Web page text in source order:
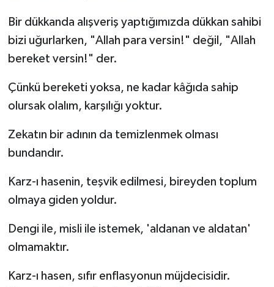
Bir dükkanda alışveriş yaptığımızda dükkan sahibi
bizi uğurlarken, "Allah para versin!" değil, "Allah
bereket versin!" der.
Çünkü bereketi yoksa, ne kadar kâğıda sahip
olursak olalım, karşılığı yoktur.
Zekatın bir adının da temizlenmek olması
bundandır.
Karz-ı hasenin, teşvik edilmesi, bireyden toplum
olmaya giden yoldur.
Dengi ile, misli ile istemek, 'aldanan ve aldatan'
olmamaktır.
Karz-ı hasen, sıfır enflasyonun müjdecisidir.